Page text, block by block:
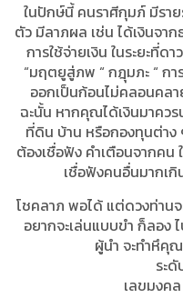
ในปักษ์นี้ คนราศีกุมภ์ มีรา
ตัว มีลาภผล เช่น ได้เงินจา
การใช้จ่ายเงิน ในระยะที่
“มฤตยูสู่ภพ “ กฎุมภะ “ กา
ออกเป็นก้อนไม่คลอนคล
ฉะนั้น หากคุณได้เงินมาคว
ที่ดิน บ้าน หรือกองทุนต่า
ต้องเชื่อฟัง คำเตือนจากคน
เชื่อฟังคนอื่นมากเกิ
โชคลาภ พอได้ แต่ดวงท่านจ
อยากจะเล่นแบบขำ ก็ลอง
ผู้นำ จะทำหึคุ
ระ
เลขมงคล